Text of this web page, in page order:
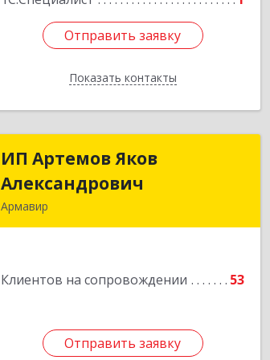
Отправить заявку
Показать контакты
Отправить заявку
Назад
ИП Артемов Яков
Александрович
Армавир
Клиентов на сопровождении 53
Отправить заявку
ИП Артемов Яков
Александрович
Отправить заявку